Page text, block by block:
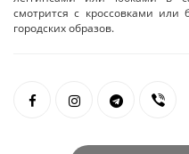
смотрится с кроссовками или
городских образов.